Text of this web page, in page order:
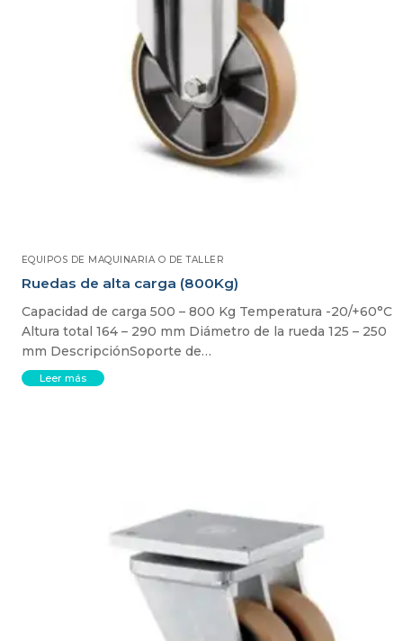
EQUIPOS DE MAQUINARIA O DE TALLER
Ruedas de alta carga (800Kg)
Capacidad de carga 500 – 800 Kg Temperatura -20/+60°C
Altura total 164 – 290 mm Diámetro de la rueda 125 – 250
mm DescripciónSoporte de…
Leer más